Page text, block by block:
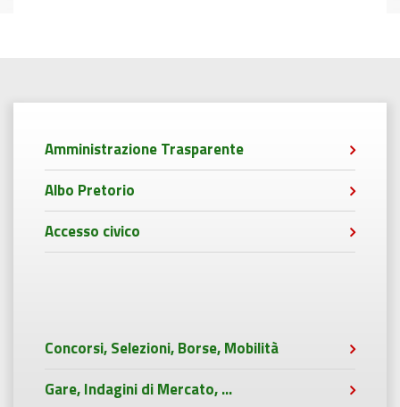
Amministrazione Trasparente
Albo Pretorio
Accesso civico
Concorsi, Selezioni, Borse, Mobilità
Gare, Indagini di Mercato, ...